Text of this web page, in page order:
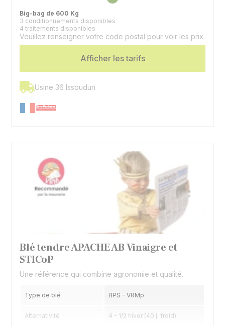
Big-bag de 600 Kg
3 conditionnements disponibles
4 traitements disponibles
Veuillez renseigner votre code postal pour voir les prix.
Afficher les tarifs
Usine 36 Issoudun
Blé tendre APACHE AB Vinaigre et
STICoP
Une référence qui combine agronomie et qualité.
Type de blé BPS - VRMp
Alternativité 4 - 1/2 hiver (40 j. froid)